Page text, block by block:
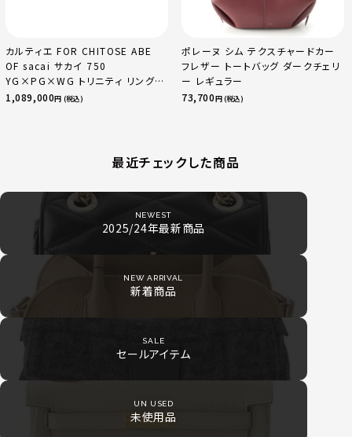
カルティエ FOR CHITOSE ABE
OF sacai サカイ 750
YG×PG×WG トリニティ リング
指輪 マルチカラー 50 51 52
1,089,000円 (税込)
ポレーヌ シム テクスチャードカー
フレザー トートバッグ ダークチェリ
ー レギュラー
73,700円 (税込)
最近チェックした商品
NEWEST
2025/24年最新商品
NEW ARRIVAL
新着商品
SALE
セールアイテム
UN USED
未使用品